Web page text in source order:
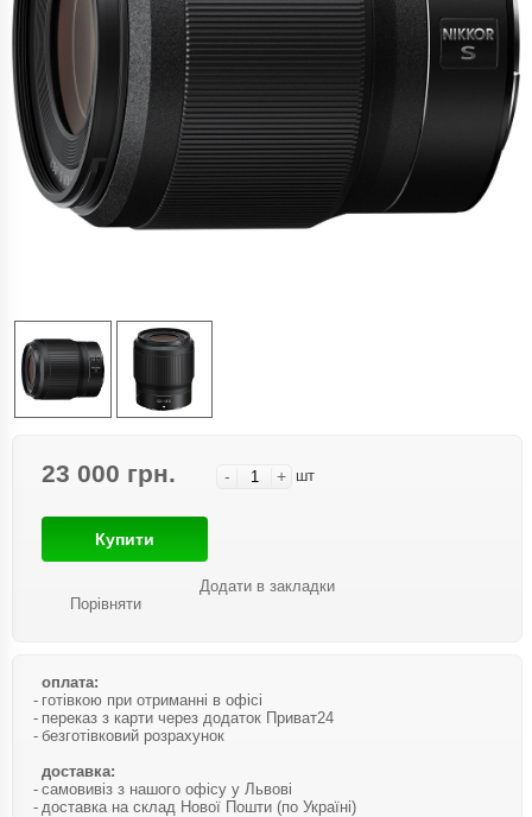
23 000 грн. - + шт
Купити
Порівняти
Додати в закладки
оплата:
готівкою при отриманні в офісі
переказ з карти через додаток Приват24
безготівковий розрахунок
доставка:
самовивіз з нашого офісу у Львові
доставка на склад Нової Пошти (по Україні)